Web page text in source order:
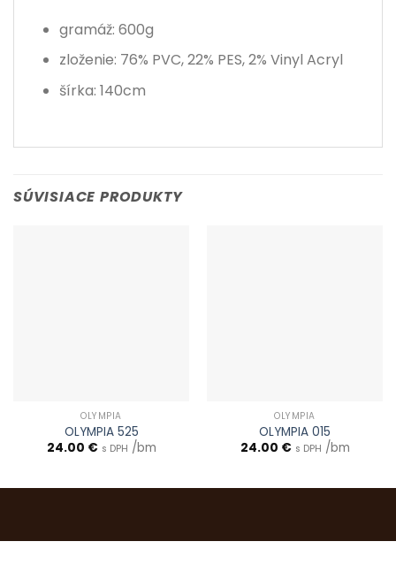
gramáž: 600g
zloženie: 76% PVC, 22% PES, 2% Vinyl Acryl
šírka: 140cm
SÚVISIACE PRODUKTY
OLYMPIA
OLYMPIA 525
24.00 € s DPH /bm
OLYMPIA
OLYMPIA 015
24.00 € s DPH /bm